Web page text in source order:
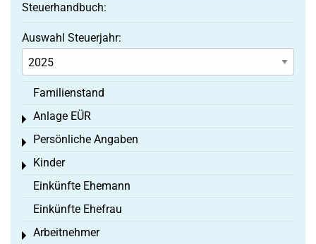
Steuerhandbuch:
Auswahl Steuerjahr:
Familienstand
Anlage EÜR
Toggle menu
Persönliche Angaben
Toggle menu
Kinder
Toggle menu
Einkünfte Ehemann
Einkünfte Ehefrau
Arbeitnehmer
Toggle menu